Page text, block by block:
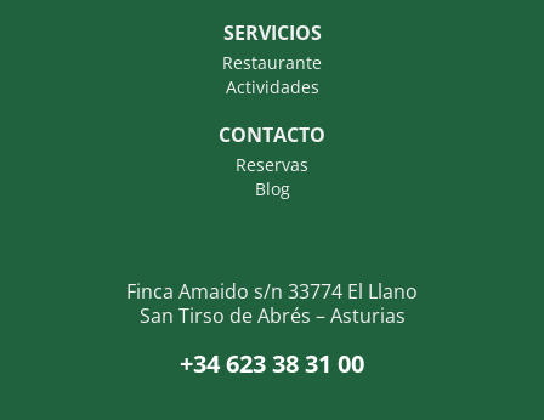
SERVICIOS
Restaurante
Actividades
CONTACTO
Reservas
Blog
Finca Amaido s/n 33774 El Llano
San Tirso de Abrés – Asturias
+34 623 38 31 00